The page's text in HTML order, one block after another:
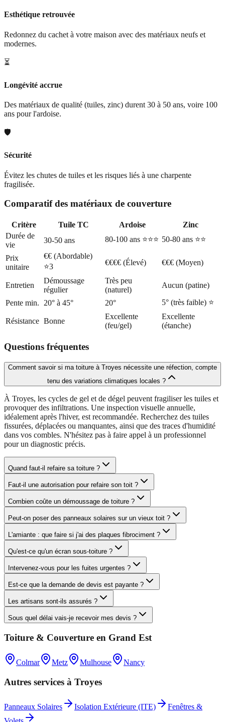
Esthétique retrouvée
Redonnez du cachet à votre maison avec des matériaux neufs et
modernes.
⏳
Longévité accrue
Des matériaux de qualité (tuiles, zinc) durent 30 à 50 ans, voire 100
ans pour l'ardoise.
🛡️
Sécurité
Évitez les chutes de tuiles et les risques liés à une charpente
fragilisée.
Comparatif des matériaux de couverture
Critère Tuile TC Ardoise
Zinc
Durée de
vie
30-50 ans 80-100 ans ⭐⭐⭐ 50-80 ans ⭐⭐
Prix
unitaire
€€ (Abordable)
⭐3
€€€€ (Élevé) €€€ (Moyen)
Entretien
Démoussage
régulier
Très peu
(naturel)
Aucun (patine)
Pente min. 20° à 45° 20° 5° (très faible) ⭐
Résistance Bonne
Excellente
(feu/gel)
Excellente
(étanche)
Questions fréquentes
Comment savoir si ma toiture à Troyes nécessite une réfection, compte
tenu des variations climatiques locales ?
À Troyes, les cycles de gel et de dégel peuvent fragiliser les tuiles et
provoquer des infiltrations. Une inspection visuelle annuelle,
idéalement après l'hiver, est recommandée. Recherchez des tuiles
fissurées, déplacées ou manquantes, ainsi que des traces d'humidité
dans vos combles. N'hésitez pas à faire appel à un professionnel
pour un diagnostic précis.
Quand faut-il refaire sa toiture ?
Faut-il une autorisation pour refaire son toit ?
Combien coûte un démoussage de toiture ?
Peut-on poser des panneaux solaires sur un vieux toit ?
L'amiante : que faire si j'ai des plaques fibrociment ?
Qu'est-ce qu'un écran sous-toiture ?
Intervenez-vous pour les fuites urgentes ?
Est-ce que la demande de devis est payante ?
Les artisans sont-ils assurés ?
Sous quel délai vais-je recevoir mes devis ?
Toiture & Couverture en Grand Est
Colmar Metz Mulhouse Nancy
Autres services à Troyes
Panneaux Solaires Isolation Extérieure (ITE)
Fenêtres &